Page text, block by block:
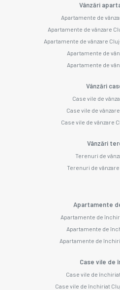
Vânzări
Apartamente de
Apartamente de vânzare
Apartamente de vânzare
Apartamente de
Apartamente de
Vânzări
Case vile de
Case vile de
Case vile de vânzare
Vânzări
Terenuri de
Terenuri de
Apartamente
Apartamente de
Apartamente de
Apartamente de
Case vile de
Case vile de
Case vile de închiriat